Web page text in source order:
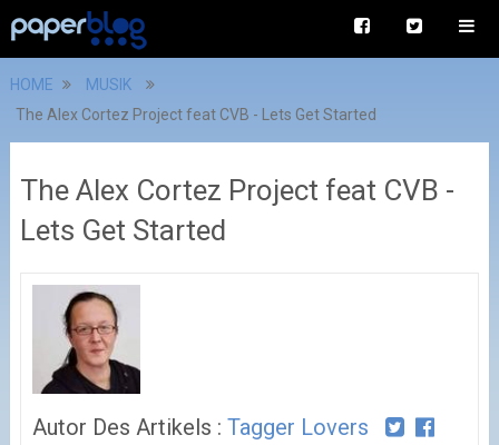
HOME
MUSIK
The Alex Cortez Project feat CVB - Lets Get Started
The Alex Cortez Project feat CVB -
Lets Get Started
Autor Des Artikels : Tagger Lovers